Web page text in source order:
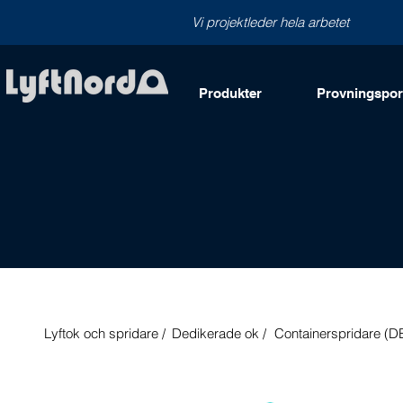
Vi projektleder hela arbetet
Produkter
Lyftok och spridare / Dedikerade ok / Containerspridare